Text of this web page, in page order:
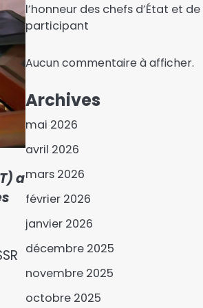
a
l’honneur des chefs d’État et
participant
Aucun commentaire à afficher.
Archives
mai 2026
avril 2026
mars 2026
février 2026
janvier 2026
décembre 2025
novembre 2025
octobre 2025
3